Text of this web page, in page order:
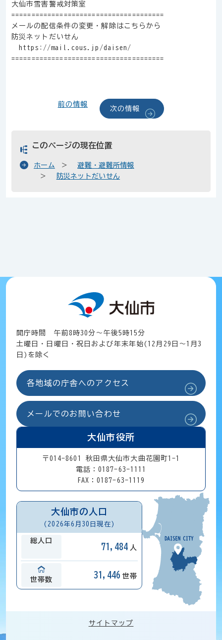
大仙市雪害警戒対策室
======================================
メールの配信条件の変更・解除はこちらから
防災ネットだいせん
https://mail.cous.jp/daisen/
======================================
前の情報
次の情報
このページの現在位置
ホーム
避難・避難所情報
防災ネットだいせん
開庁時間 午前8時30分～午後5時15分
土曜日・日曜日・祝日および年末年始(12月29日～1月3
日)を除く
各地域の庁舎へのアクセス
メールでのお問い合わせ
大仙市役所
〒014-8601 秋田県大仙市大曲花園町1-1
電話：0187-63-1111
FAX：0187-63-1119
大仙市の人口
(2026年6月30日現在)
総人口
71,484 人
世帯数
31,446 世帯
サイトマップ